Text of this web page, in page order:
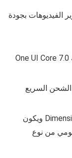
الفيديوهات بجودة
One UI Core 7.0
أمبير وتدعم الشحن السريع
ويكون